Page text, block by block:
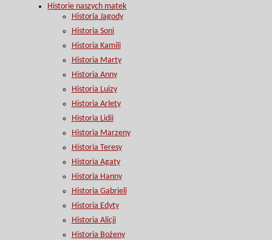
Historie naszych matek
Historia Jagody
Historia Soni
Historia Kamili
Historia Marty
Historia Anny
Historia Luizy
Historia Arlety
Historia Lidii
Historia Marzeny
Historia Teresy
Historia Agaty
Historia Hanny
Historia Gabrieli
Historia Edyty
Historia Alicji
Historia Bożeny